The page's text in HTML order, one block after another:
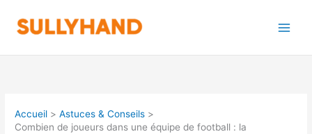
contenu
Accueil
Astuces & Conseils
Combien de joueurs dans une équipe de football : la